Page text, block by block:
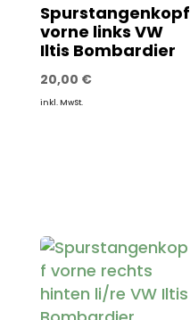
Spurstangenkopf
vorne links VW
Iltis Bombardier
20,00 €
inkl. MwSt.